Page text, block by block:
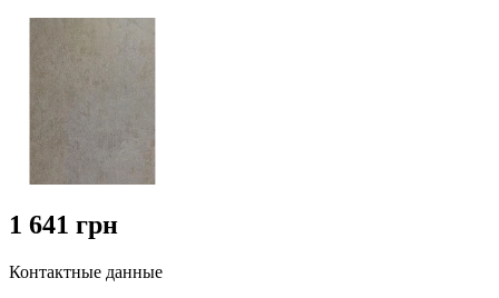
1 641 грн
Контактные данные